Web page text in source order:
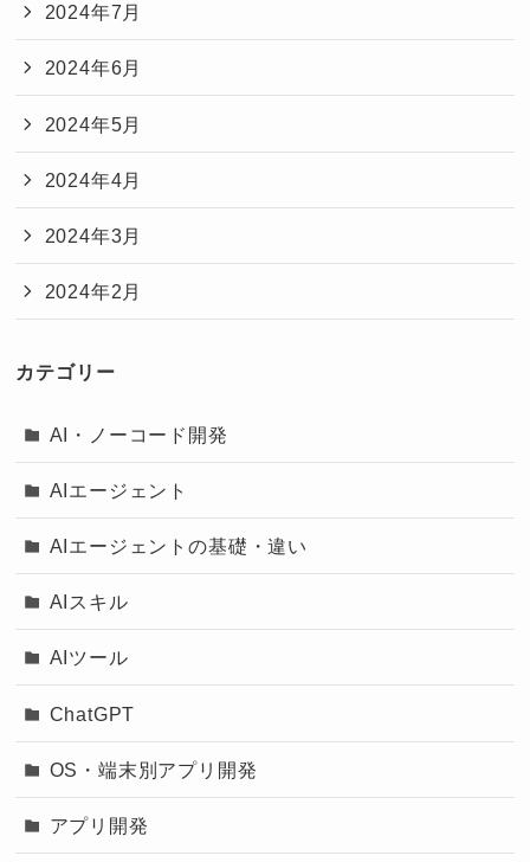
2024年7月
2024年6月
2024年5月
2024年4月
2024年3月
2024年2月
カテゴリー
AI・ノーコード開発
AIエージェント
AIエージェントの基礎・違い
AIスキル
AIツール
ChatGPT
OS・端末別アプリ開発
アプリ開発